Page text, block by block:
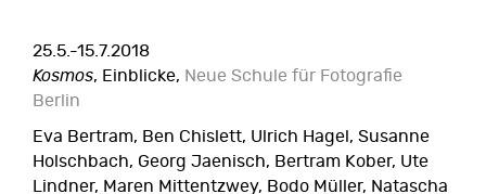
25.5.-15.7.2018
Kosmos, Einblicke, Neue Schule für Fotografie
Berlin
Eva Bertram, Ben Chislett, Ulrich Hagel, Susanne
Holschbach, Georg Jaenisch, Bertram Kober, Ute
Lindner, Maren Mittentzwey, Bodo Müller, Natascha